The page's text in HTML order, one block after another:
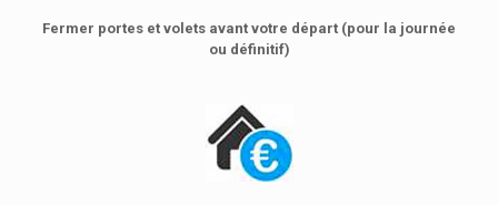
Fermer portes et volets avant votre départ (pour la journée
ou définitif)